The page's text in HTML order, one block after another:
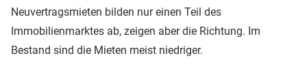
Neuvertragsmieten bilden nur einen Teil des
Immobilienmarktes ab, zeigen aber die Richtung. Im
Bestand sind die Mieten meist niedriger.